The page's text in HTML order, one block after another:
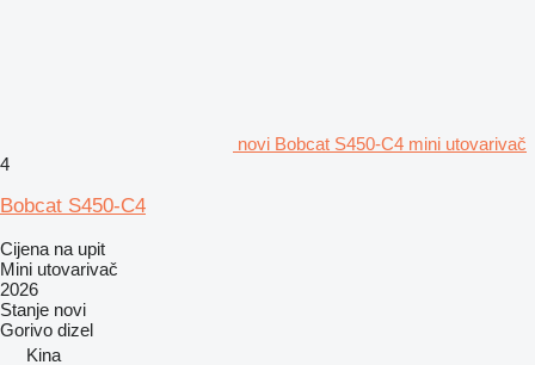
novi Bobcat S450-C4 mini utovarivač
4
Bobcat S450-C4
Cijena na upit
Mini utovarivač
2026
Stanje novi
Gorivo dizel
Kina